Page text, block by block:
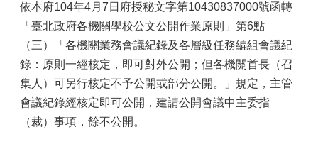
依本府104年4月7日府授秘文字第10430837000號函轉
「臺北政府各機關學校公文公開作業原則」第6點
（三）「各機關業務會議紀錄及各層級任務編組會議紀
錄：原則一經核定，即可對外公開；但各機關首長（召
集人）可另行核定不予公開或部分公開。」規定，主管
會議紀錄經核定即可公開，建請公開會議中主委指
（裁）事項，餘不公開。